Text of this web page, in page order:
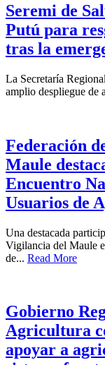
Seremi de
Putú para
tras la
La Secretaría
amplio despliegue de
Federación
Maule
Encuentro
Usuarios de
Una destacada
Vigilancia del Maule
de... Read More
Gobierno
Agricultura
apoyar a